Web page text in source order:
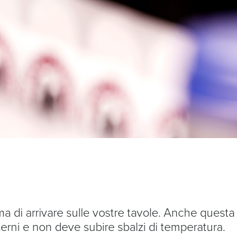
di arrivare sulle vostre tavole. Anche
e non deve subire sbalzi di temperatura.